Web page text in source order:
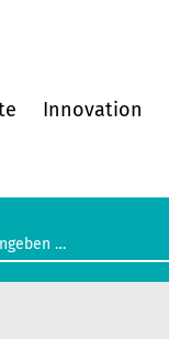
Innovation